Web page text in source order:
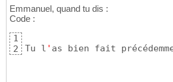
35
36
37
38
39
Ecrit du code explicite,
pour optimiser tout ça à
Emmanuel, quand tu dis :
Code :
1
2
Tu l ' as bien fait